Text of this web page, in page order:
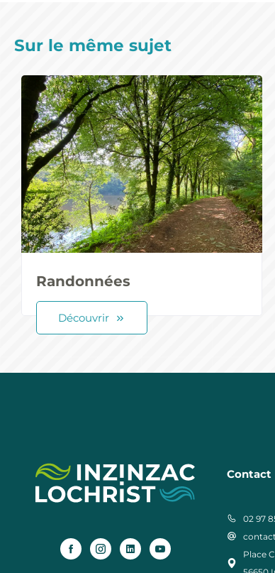
Sur le même sujet
Randonnées
Découvrir
Contact
02 97
Place